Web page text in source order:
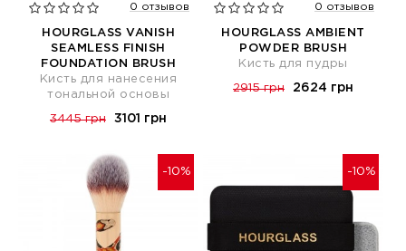
0 отзывов
HOURGLASS VANISH
SEAMLESS FINISH
FOUNDATION BRUSH
Кисть для нанесения
тональной основы
3445 грн 3101 грн
0 отзывов
HOURGLASS AMBIENT
POWDER BRUSH
Кисть для пудры
2915 грн 2624 грн
-10% -10%